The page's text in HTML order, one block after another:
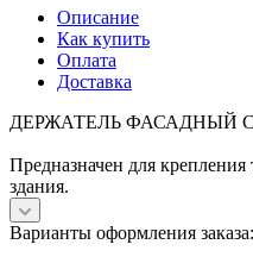
Описание
Как купить
Оплата
Доставка
ДЕРЖАТЕЛЬ ФАСАДНЫЙ
Предназначен для
здания.
Варианты оформления заказа: